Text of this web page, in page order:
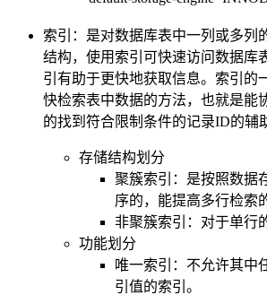
索引：是对数据库表中一列或多列
结构，使用索引可快速访问数据库
引有助于更快地获取信息。索引的
快检索表中数据的方法，也就是能
的找到符合限制条件的记录ID的辅
存储结构划分
聚簇索引：是按照数据
序的，能提高多行检索
非聚簇索引：对于单行
功能划分
唯一索引：不允许其中
引值的索引。